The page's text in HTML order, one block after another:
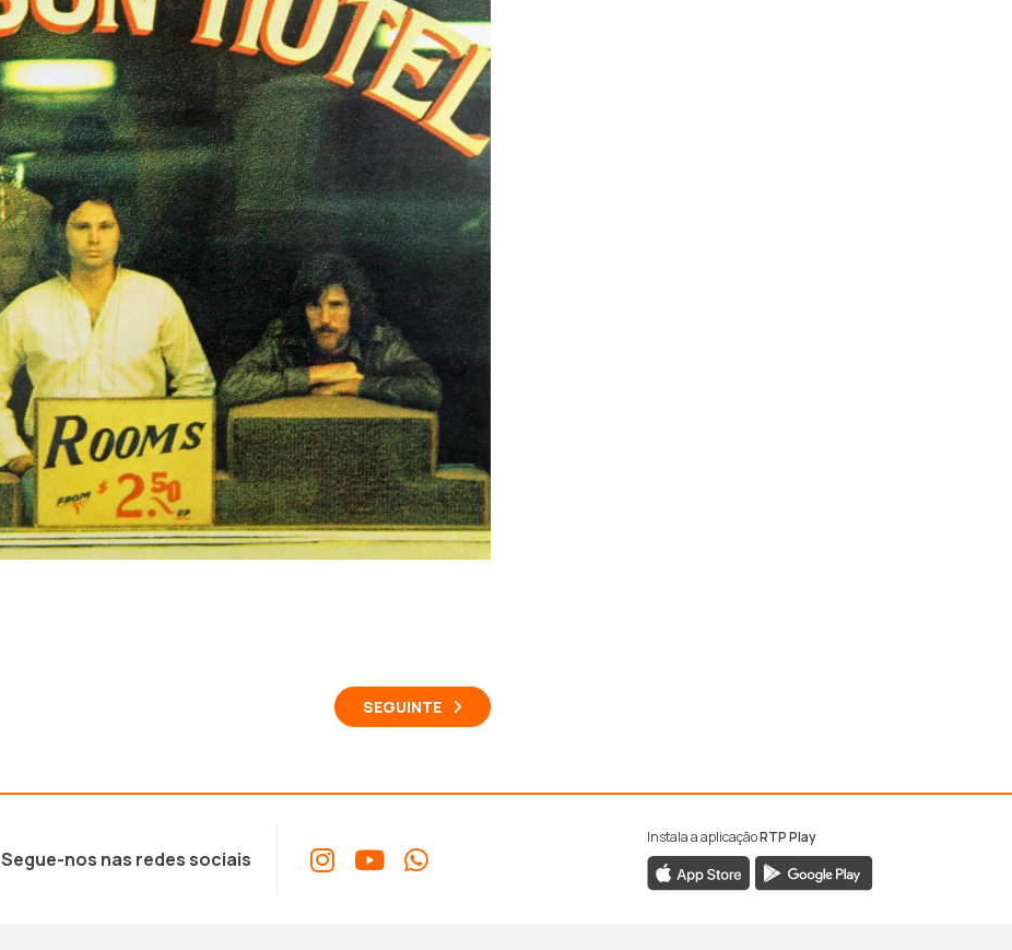
SEGUINTE
Segue-nos nas redes sociais
Instala a aplicaçãoRTP Play